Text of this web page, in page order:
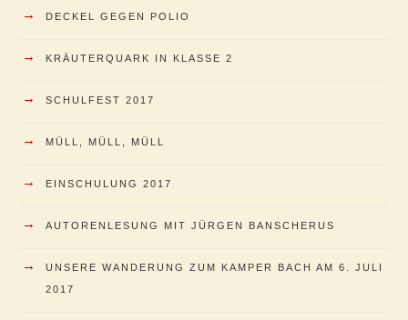
→ DECKEL GEGEN POLIO
→ KRÄUTERQUARK IN KLASSE 2
→ SCHULFEST 2017
→ MÜLL, MÜLL, MÜLL
→ EINSCHULUNG 2017
→ AUTORENLESUNG MIT JÜRGEN BANSCHERUS
→
UNSERE WANDERUNG ZUM KAMPER BACH AM 6. JULI
2017